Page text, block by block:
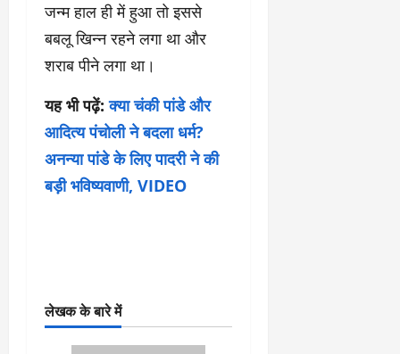
जन्म हाल ही में हुआ तो इससे
बबलू खिन्न रहने लगा था और
शराब पीने लगा था।
यह भी पढ़ें: क्या चंकी पांडे और
आदित्य पंचोली ने बदला धर्म?
अनन्या पांडे के लिए पादरी ने की
बड़ी भविष्यवाणी, VIDEO
लेखक के बारे में